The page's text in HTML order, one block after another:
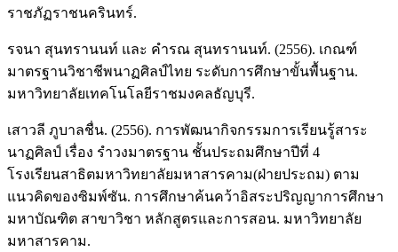
ราชภัฏราชนครินทร์.
รจนา สุนทรานนท์ และ คำรณ สุนทรานนท์. (2556). เกณฑ์
มาตรฐานวิชาชีพนาฏศิลป์ไทย ระดับการศึกษาขั้นพื้นฐาน.
มหาวิทยาลัยเทคโนโลยีราชมงคลธัญบุรี.
เสาวลี ภูบาลชื่น. (2556). การพัฒนากิจกรรมการเรียนรู้สาระ
นาฏศิลป์ เรื่อง รำวงมาตรฐาน ชั้นประถมศึกษาปีที่ 4
โรงเรียนสาธิตมหาวิทยาลัยมหาสารคาม(ฝ่ายประถม) ตาม
แนวคิดของซิมพ์ซัน. การศึกษาค้นคว้าอิสระปริญญาการศึกษา
มหาบัณฑิต สาขาวิชา หลักสูตรและการสอน. มหาวิทยาลัย
มหาสารคาม.